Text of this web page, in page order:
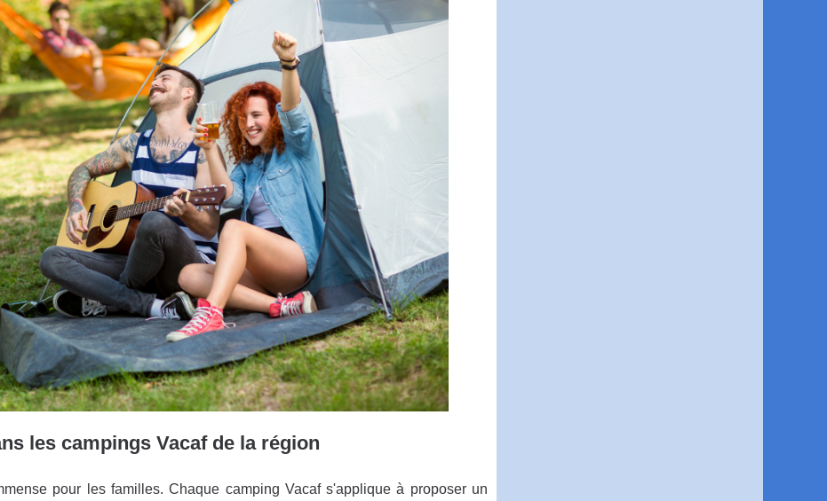
les campings Vacaf de la région
pour les familles. Chaque camping Vacaf s'applique à proposer un